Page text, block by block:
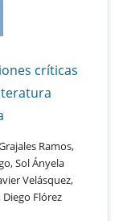
críticas